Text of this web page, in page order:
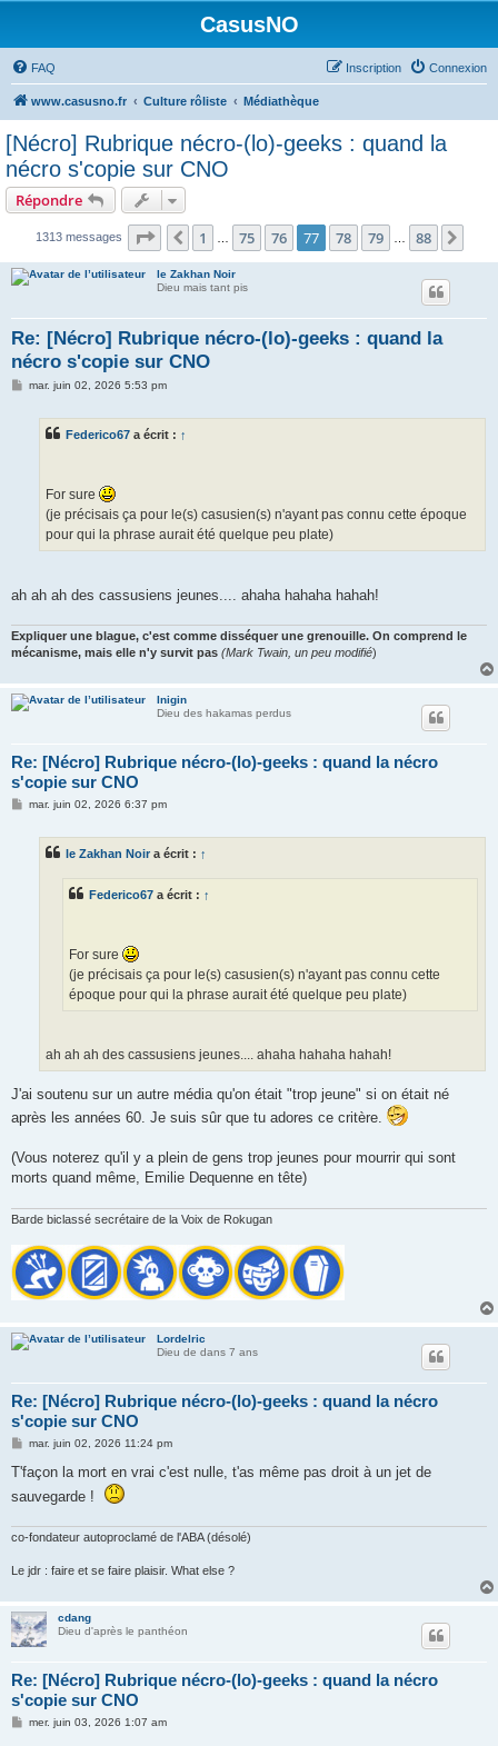
CasusNO
FAQ Connexion
Inscription
www.casusno.fr Culture rôliste Médiathèque
[Nécro] Rubrique nécro-(lo)-geeks : quand la
nécro s'copie sur CNO
Répondre
1313 messages Page 77 sur 88
Précédent
1 75 76 77 78 79 88
le Zakhan Noir
Dieu mais tant pis
Re: [Nécro] Rubrique nécro-(lo)-geeks : quand la
nécro s'copie sur CNO
Mmar. juin 02, 2026 5:53 pm
Federico67 a écrit : ↑
For sure
(je précisais ça pour le(s) casusien(s) n'ayant pas connu cette époque
pour qui la phrase aurait été quelque peu plate)
ah ah ah des cassusiens jeunes.... ahaha hahaha hahah!
Expliquer une blague, c'est comme disséquer une grenouille. On comprend le
mécanisme, mais elle n'y survit pas (Mark Twain, un peu modifié)
Inigin
Dieu des hakamas perdus
Re: [Nécro] Rubrique nécro-(lo)-geeks : quand la nécro
s'copie sur CNO
Mmar. juin 02, 2026 6:37 pm
le Zakhan Noir a écrit : ↑
Federico67 a écrit : ↑
For sure
(je précisais ça pour le(s) casusien(s) n'ayant pas connu cette
époque pour qui la phrase aurait été quelque peu plate)
ah ah ah des cassusiens jeunes.... ahaha hahaha hahah!
J'ai soutenu sur un autre média qu'on était "trop jeune" si on était né
après les années 60. Je suis sûr que tu adores ce critère.
(Vous noterez qu'il y a plein de gens trop jeunes pour mourrir qui sont
morts quand même, Emilie Dequenne en tête)
Barde biclassé secrétaire de la Voix de Rokugan
Lordelric
Dieu de dans 7 ans
Re: [Nécro] Rubrique nécro-(lo)-geeks : quand la nécro
s'copie sur CNO
M
s
a
mar. juin 02, 2026 11:24 pm
T'façon la mort en vrai c'est nulle, t'as même pas droit à un jet de
sauvegarde !
co-fondateur autoproclamé de l'ABA (désolé)
Le jdr : faire et se faire plaisir. What else ?
cdang
Dieu d'après le panthéon
Re: [Nécro] Rubrique nécro-(lo)-geeks : quand la nécro
s'copie sur CNO
Mmer. juin 03, 2026 1:07 am